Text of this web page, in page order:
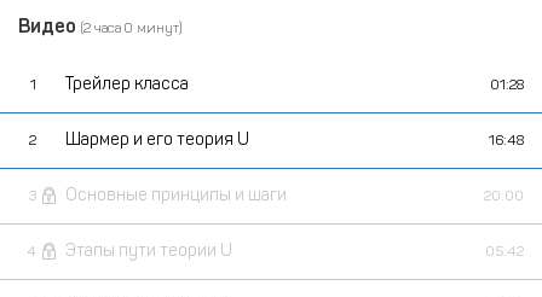
Видео (2 часа 0 минут)
1 Трейлер класса 01:28
2 Шармер и его теория U 16:48
3 Основные принципы и шаги 20:00
4 Этапы пути теории U 05:42